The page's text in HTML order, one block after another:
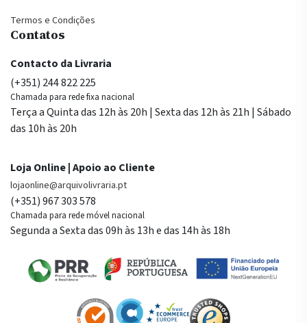
Termos e Condições
Contatos
Contacto da Livraria
(+351) 244 822 225
Chamada para rede fixa nacional
Terça a Quinta das 12h às 20h | Sexta das 12h às 21h | Sábado
das 10h às 20h
Loja Online | Apoio ao Cliente
lojaonline@arquivolivraria.pt
(+351) 967 303 578
Chamada para rede móvel nacional
Segunda a Sexta das 09h às 13h e das 14h às 18h